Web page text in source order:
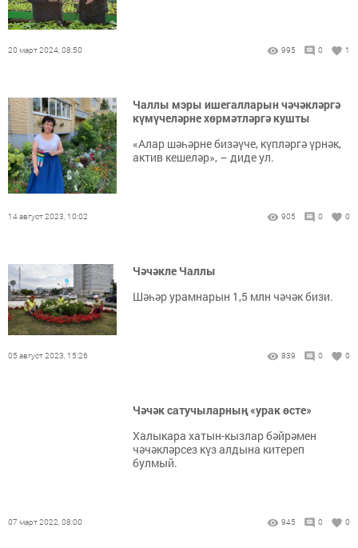
20 март 2024, 08:50 995 0 1
Чаллы мэры ишегалларын чәчәкләргә
күмүчеләрне хөрмәтләргә кушты
«Алар шәһәрне бизәүче, күпләргә үрнәк,
актив кешеләр», – диде ул.
14 август 2023, 10:02 905 0 0
Чәчәкле Чаллы
Шәһәр урамнарын 1,5 млн чәчәк бизи.
05 август 2023, 15:26 839 0 0
Чәчәк сатучыларның «урак өсте»
Халыкара хатын-кызлар бәйрәмен
чәчәкләрсез күз алдына китереп
булмый.
07 март 2022, 08:00 945 0 0